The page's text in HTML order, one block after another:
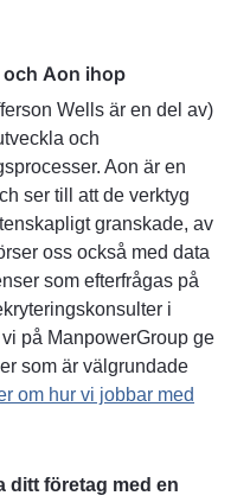
Aon ihop
Wells är en del av)
och
Aon är en
ser till att de verktyg
granskade, av
oss också med data
som efterfrågas på
i
på ManpowerGroup ge
som är välgrundade
om hur vi jobbar med
ditt företag med en